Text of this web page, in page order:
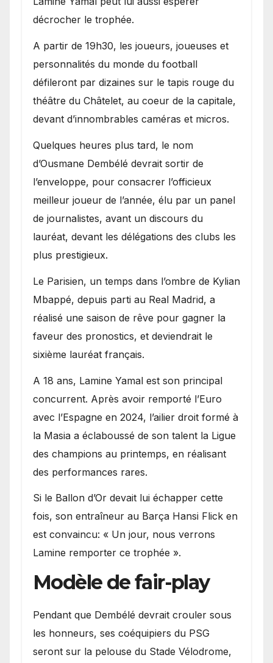
décrocher le trophée.
A partir de 19h30, les joueurs, joueuses et
personnalités du monde du football
défileront par dizaines sur le tapis rouge du
théâtre du Châtelet, au coeur de la capitale,
devant d’innombrables caméras et micros.
Quelques heures plus tard, le nom
d’Ousmane Dembélé devrait sortir de
l’enveloppe, pour consacrer l’officieux
meilleur joueur de l’année, élu par un panel
de journalistes, avant un discours du
lauréat, devant les délégations des clubs les
plus prestigieux.
Le Parisien, un temps dans l’ombre de Kylian
Mbappé, depuis parti au Real Madrid, a
réalisé une saison de rêve pour gagner la
faveur des pronostics, et deviendrait le
sixième lauréat français.
A 18 ans, Lamine Yamal est son principal
concurrent. Après avoir remporté l’Euro
avec l’Espagne en 2024, l’ailier droit formé à
la Masia a éclaboussé de son talent la Ligue
des champions au printemps, en réalisant
des performances rares.
Si le Ballon d’Or devait lui échapper cette
fois, son entraîneur au Barça Hansi Flick en
est convaincu: « Un jour, nous verrons
Lamine remporter ce trophée ».
Modèle de fair-play
Pendant que Dembélé devrait crouler sous
les honneurs, ses coéquipiers du PSG
seront sur la pelouse du Stade Vélodrome,